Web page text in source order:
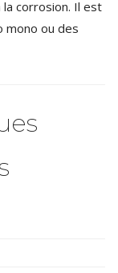
corrosion. Il est
mono ou des